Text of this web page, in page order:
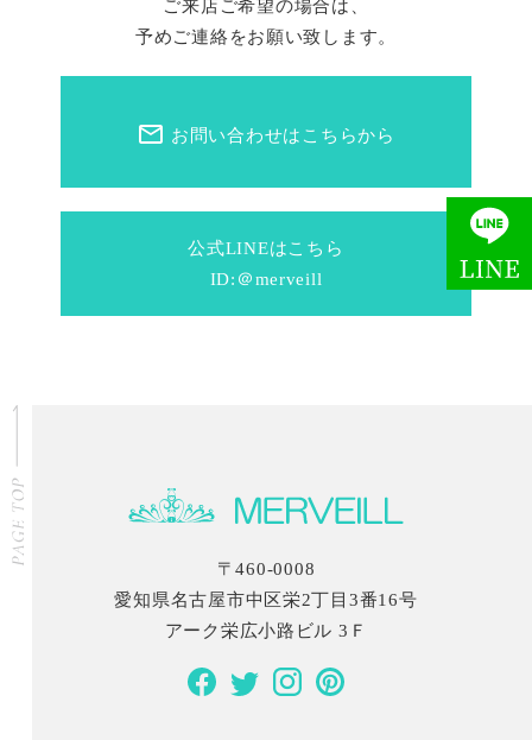
公式LINEはこちら
ID:＠merveill
mail_outline お問い合わせはこちらから
ご来店ご希望の場合は、
予めご連絡をお願い致します。
〒460-0008
愛知県名古屋市中区栄2丁目3番16号
アーク栄広小路ビル 3Ｆ